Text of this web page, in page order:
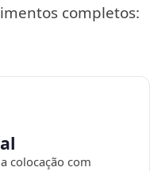
completos:
colocação com